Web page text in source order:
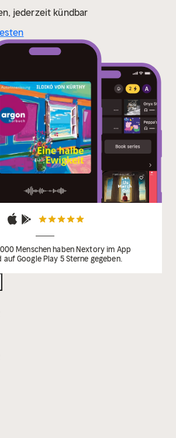
jederzeit kündbar
Menschen haben Nextory im App
auf Google Play 5 Sterne gegeben.